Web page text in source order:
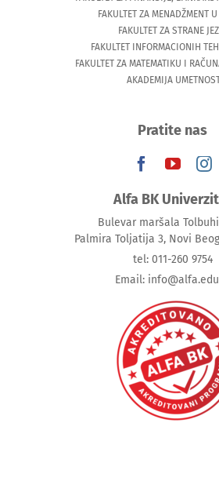
FAKULTET ZA MENADŽMENT
FAKULTET ZA STRANE
FAKULTET INFORMACIONIH
FAKULTET ZA MATEMATIKU I
AKADEMIJA
Pratite nas
Alfa BK
Bulevar maršala
Palmira Toljatija 3, Novi
tel: 011-260 9754
Email: